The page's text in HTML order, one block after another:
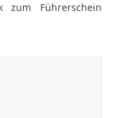
zum Führerschein